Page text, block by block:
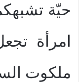
حيّة
امرأة
ملكوت